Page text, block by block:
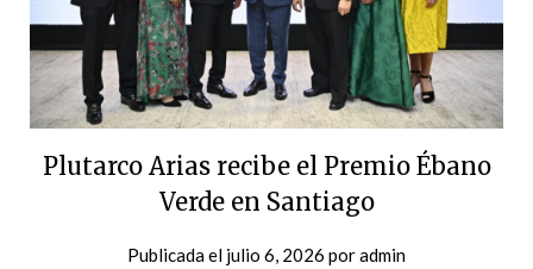
Plutarco Arias recibe el Premio Ébano
Verde en Santiago
Publicada el julio 6, 2026 poradmin